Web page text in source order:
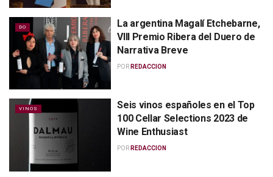
DO
La argentina Magalí Etchebarne,
VIII Premio Ribera del Duero de
Narrativa Breve
POR REDACCION
VINOS
Seis vinos españoles en el Top
100 Cellar Selections 2023 de
Wine Enthusiast
POR REDACCION